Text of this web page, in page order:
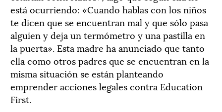
está ocurriendo: «Cuando hablas con los niños
te dicen que se encuentran mal y que sólo pasa
alguien y deja un termómetro y una pastilla en
la puerta». Esta madre ha anunciado que tanto
ella como otros padres que se encuentran en la
misma situación se están planteando
emprender acciones legales contra Education
First.